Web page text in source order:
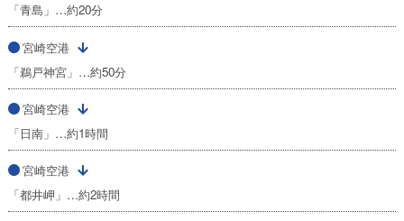
「青島」…約20分
宮崎空港
「鵜戸神宮」…約50分
宮崎空港
「日南」…約1時間
宮崎空港
「都井岬」…約2時間